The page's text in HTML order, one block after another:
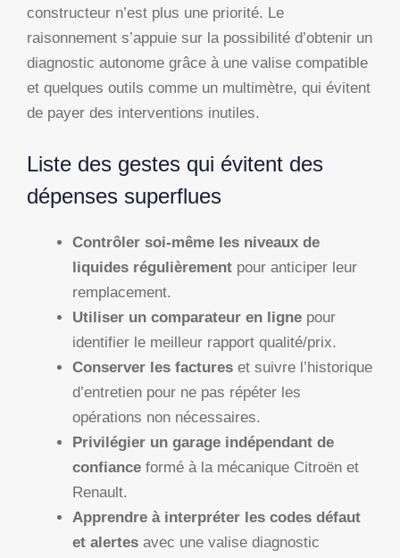
constructeur n’est plus une priorité. Le
raisonnement s’appuie sur la possibilité d’obtenir un
diagnostic autonome grâce à une valise compatible
et quelques outils comme un multimètre, qui évitent
de payer des interventions inutiles.
Liste des gestes qui évitent des
dépenses superflues
Contrôler soi-même les niveaux de
liquides régulièrement pour anticiper leur
remplacement.
Utiliser un comparateur en ligne pour
identifier le meilleur rapport qualité/prix.
Conserver les factures et suivre l’historique
d’entretien pour ne pas répéter les
opérations non nécessaires.
Privilégier un garage indépendant de
confiance formé à la mécanique Citroën et
Renault.
Apprendre à interpréter les codes défaut
et alertes avec une valise diagnostic